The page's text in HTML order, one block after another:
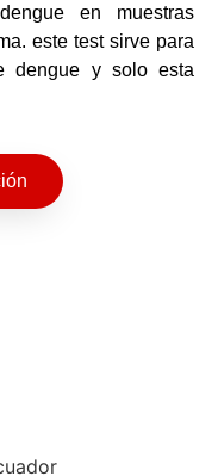
en muestras
este test sirve para
dengue y solo esta